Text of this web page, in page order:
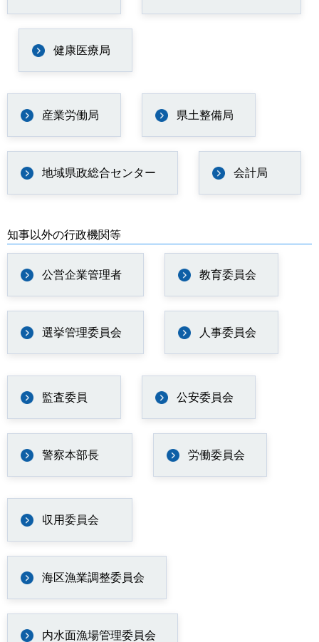
健康医療局
産業労働局 県土整備局
地域県政総合センター 会計局
知事以外の行政機関等
公営企業管理者 教育委員会
選挙管理委員会 人事委員会
監査委員 公安委員会
警察本部長 労働委員会
収用委員会
海区漁業調整委員会
内水面漁場管理委員会